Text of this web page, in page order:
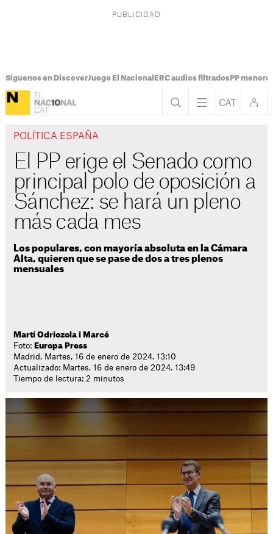
Síguenos en DiscoverJuego El Nacional ERC audios filtradosPP
POLÍTICA ESPAÑA
El PP erige el Senado como
principal polo de oposición a
Sánchez: se hará un pleno
más cada mes
Los populares, con mayoría absoluta en la Cámara
Alta, quieren que se pase de dos a tres plenos
mensuales
Martí Odriozola i Marcé
Foto: Europa Press
Madrid. Martes, 16 de enero de 2024. 13:10
Actualizado: Martes, 16 de enero de 2024. 13:49
Tiempo de lectura: 2 minutos